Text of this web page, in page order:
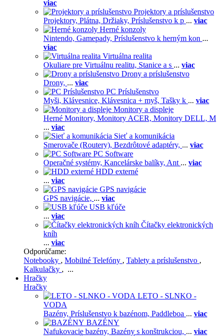
viac
Projektory a príslušenstvo
Projektory, Plátna, Držiaky, Príslušenstvo k p ... viac
Herné konzoly
Nintendo, Gamepady, Príslušenstvo k herným kon ...
viac
Virtuálna realita
Okuliare pre Virtuálnu realitu, Stanice a s ... viac
Drony a príslušenstvo
Drony, ... viac
PC Príslušenstvo
Myši, Klávesnice, Klávesnica + myš, Tašky k ... viac
Monitory a displeje
Herné Monitory, Monitory ACER, Monitory DELL, M
... viac
Sieť a komunikácia
Smerovače (Routery), Bezdrôtové adaptéry, ... viac
PC Software
Operačné systémy, Kancelárske balíky, Ant ... viac
HDD externé
... viac
GPS navigácie
GPS navigácie, ... viac
USB kľúče
... viac
Čítačky elektronických
kníh
... viac
Odporúčame:
Notebooky , Mobilné Telefóny , Tablety a príslušenstvo ,
Kalkulačky , ...
Hračky
Hračky
LETO - SLNKO -
VODA
Bazény, Príslušenstvo k bazénom, Paddleboa ... viac
BAZÉNY
Nafukovacie bazény, Bazény s konštrukciou, ... viac